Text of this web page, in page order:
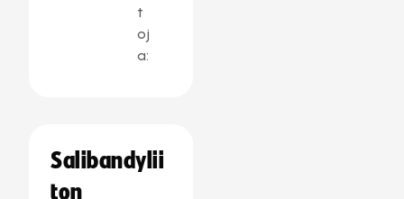
t
oj
a:
Salibandylii
ton